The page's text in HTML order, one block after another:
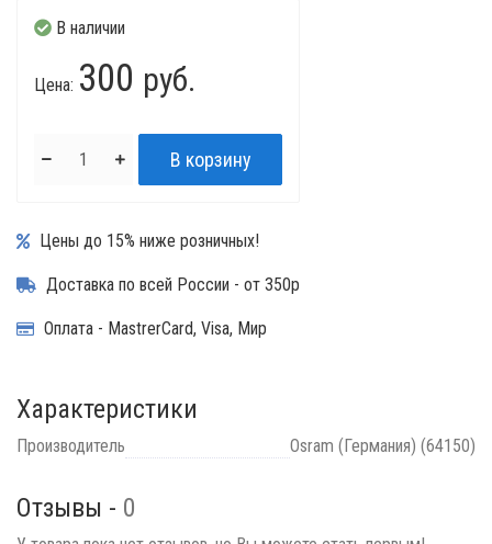
В наличии
Цена: 300 руб.
Цены до 15% ниже розничных!
Доставка по всей России - от 350р
Оплата - MastrerCard, Visa, Мир
Характеристики
Производитель Osram (Германия) (64150)
Отзывы - 0